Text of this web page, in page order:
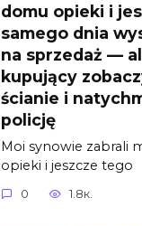
domu opieki i
samego dnia
na sprzedaż —
kupujący
ścianie i
policję
Moi synowie zabrali
opieki i jeszcze tego
0 1.8к.